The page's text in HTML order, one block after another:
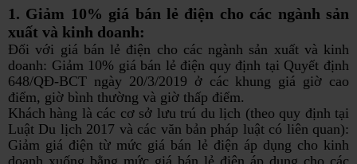
1. Giảm 10% giá bán lẻ điện cho các ngành sản
xuất và kinh doanh:
Đối với giá bán lẻ điện cho các ngành sản xuất và kinh
doanh: Giảm 10% giá bán lẻ điện quy định tại Quyết định
648/QĐ-BCT ngày 20/3/2019 ở các khung giá giờ cao
điểm, giờ bình thường và giờ thấp điểm.
Khách hàng là các cơ sở lưu trú du lịch (theo quy định tại
Luật Du lịch 2017 và các văn bản pháp luật có liên quan):
Giảm giá điện từ mức giá bán lẻ điện áp dụng cho kinh